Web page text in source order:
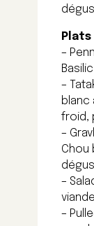
Plats
–
–
blanc
froid,
–
Chou
–
–